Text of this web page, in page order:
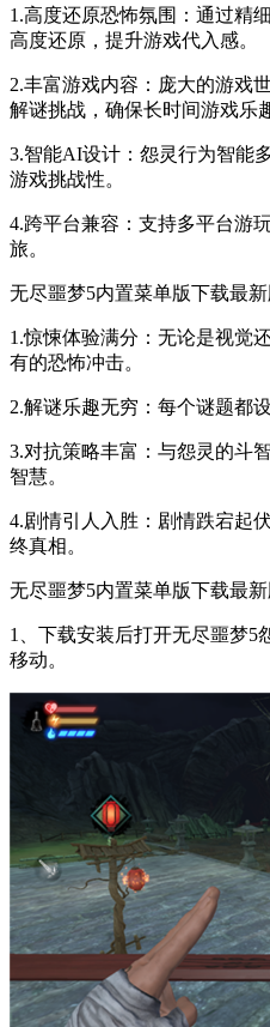
1.高度还原恐怖氛围：通过精
高度还原，提升游戏代入感。
2.丰富游戏内容：庞大的游戏
解谜挑战，确保长时间游戏乐
3.智能AI设计：怨灵行为智能
游戏挑战性。
4.跨平台兼容：支持多平台游
旅。
无尽噩梦5内置菜单版下载最新
1.惊悚体验满分：无论是视觉
有的恐怖冲击。
2.解谜乐趣无穷：每个谜题都
3.对抗策略丰富：与怨灵的斗
智慧。
4.剧情引人入胜：剧情跌宕起
终真相。
无尽噩梦5内置菜单版下载最新
1、下载安装后打开无尽噩梦5
移动。